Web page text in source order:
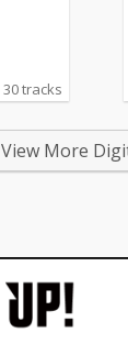
30 tracks
View More